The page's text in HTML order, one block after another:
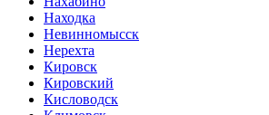
Находка
Невинномысск
Нерехта
Кировск
Кировский
Кисловодск